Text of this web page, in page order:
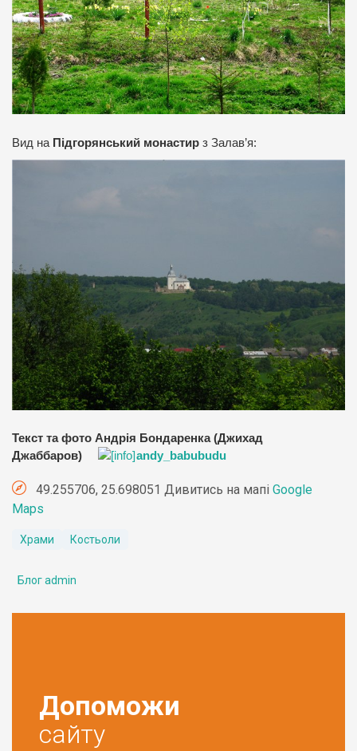
Вид на Підгорянський монастир з Залав’я:
Текст та фото Андрія Бондаренка (Джихад
Джаббаров)
andy_babubudu
49.255706, 25.698051 Дивитись на мапі Google
Maps
Храми Костьоли
Блог admin
Допоможи
сайту